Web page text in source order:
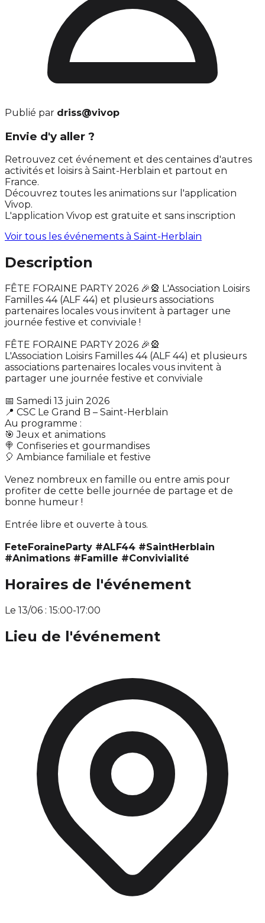
Publié par driss@vivop
Envie d'y aller ?
Retrouvez cet événement et des centaines d'autres
activités et loisirs à Saint-Herblain et partout en
France.
Découvrez toutes les animations sur l'application
Vivop.
L'application Vivop est gratuite et sans inscription
Voir tous les événements à Saint-Herblain
Description
FÊTE FORAINE PARTY 2026 🎉🎡 L'Association Loisirs
Familles 44 (ALF 44) et plusieurs associations
partenaires locales vous invitent à partager une
journée festive et conviviale !
FÊTE FORAINE PARTY 2026 🎉🎡
L'Association Loisirs Familles 44 (ALF 44) et plusieurs
associations partenaires locales vous invitent à
partager une journée festive et conviviale
📅 Samedi 13 juin 2026
📍 CSC Le Grand B – Saint-Herblain
Au programme :
🎯 Jeux et animations
🍭 Confiseries et gourmandises
🎈 Ambiance familiale et festive
Venez nombreux en famille ou entre amis pour
profiter de cette belle journée de partage et de
bonne humeur !
Entrée libre et ouverte à tous.
FeteForaineParty #ALF44 #SaintHerblain
#Animations #Famille #Convivialité
Horaires de l'événement
Le 13/06 : 15:00-17:00
Lieu de l'événement